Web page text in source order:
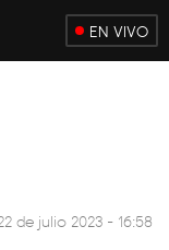
EN VIVO
de julio 2023 - 16:58